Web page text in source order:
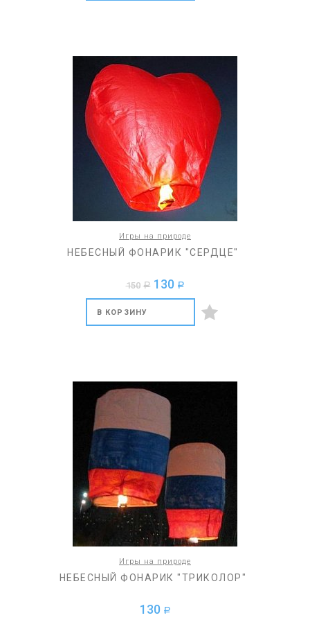
Игры на природе
НЕБЕСНЫЙ ФОНАРИК "СЕРДЦЕ"
150 a 130 a
В КОРЗИНУ
Игры на природе
НЕБЕСНЫЙ ФОНАРИК "ТРИКОЛОР"
130 a